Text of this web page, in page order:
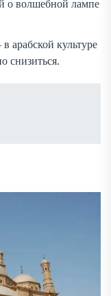
о волшебной лампе
в арабской культуре
снизиться.